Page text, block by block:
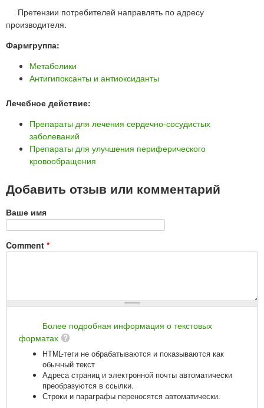
Претензии потребителей направлять по адресу
производителя.
Фармгруппа:
Метаболики
Антигипоксанты и антиоксиданты
Лечебное действие:
Препараты для лечения сердечно-сосудистых
заболеваний
Препараты для улучшения периферического
кровообращения
Добавить отзыв или комментарий
Ваше имя
Comment *
Более подробная информация о текстовых
форматах
HTML-теги не обрабатываются и показываются как
обычный текст
Адреса страниц и электронной почты автоматически
преобразуются в ссылки.
Строки и параграфы переносятся автоматически.